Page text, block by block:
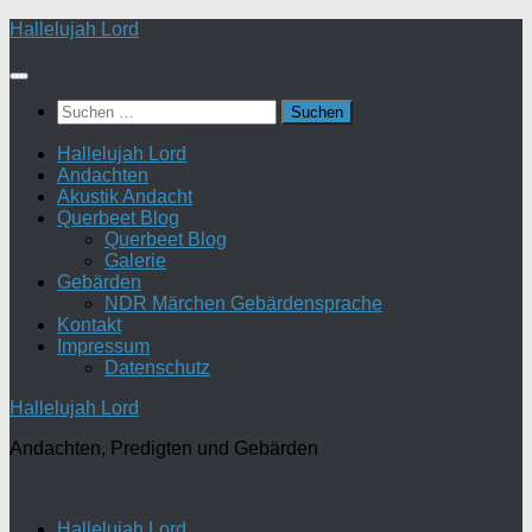
Zum
springen
Hallelujah Lord
Suchen
nach:
Hallelujah Lord
Andachten
Akustik Andacht
Querbeet Blog
Querbeet Blog
Galerie
Gebärden
NDR Märchen Gebärdensprache
Kontakt
Impressum
Datenschutz
Hallelujah Lord
Andachten, Predigten und Gebärden